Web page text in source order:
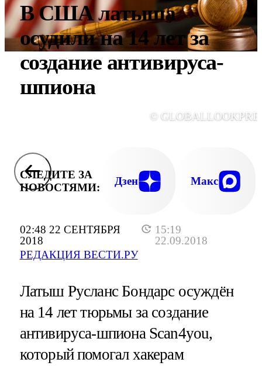
02:48 22 СЕНТЯБРЯ
2018
15:19
22.09.2018
РЕДАКЦИЯ ВЕСТИ.РУ
В США латыша
осудили на 14 лет за
создание антивируса-
шпиона
©
СЛЕДИТЕ ЗА
НОВОСТЯМИ:
Дзен Макс
Латыш Русланс Бондарс осуждён
на 14 лет тюрьмы за создание
антивируса-шпиона Scan4you,
который помогал хакерам